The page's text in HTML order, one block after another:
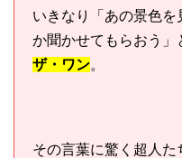
いきなり「あの景色
か聞かせてもらおう」
ザ・ワン。
その言葉に驚く超人た